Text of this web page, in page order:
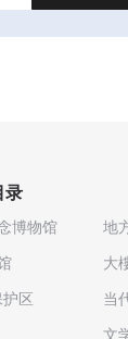
录
博物馆
区
地
大
当
文